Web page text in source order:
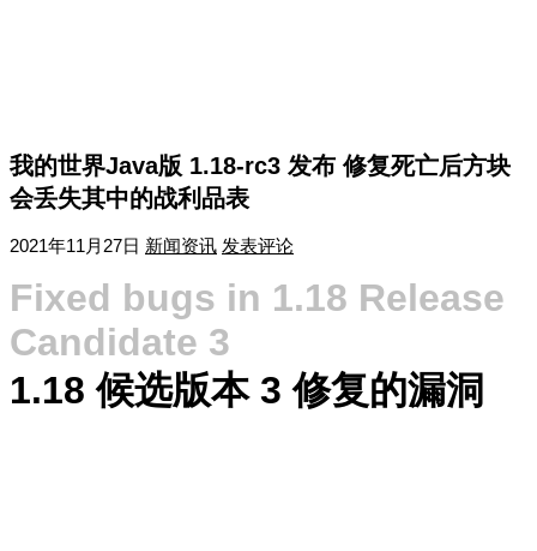
我的世界Java版 1.18-rc3 发布 修复死亡后方块
会丢失其中的战利品表
2021年11月27日 新闻资讯 发表评论
Fixed bugs in 1.18 Release
Candidate 3
1.18 候选版本 3 修复的漏洞